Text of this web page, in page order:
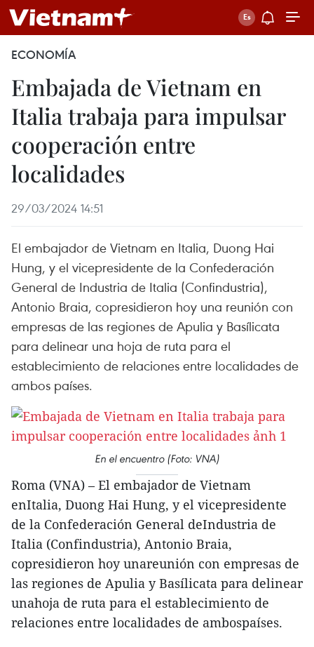
ECONOMÍA
Embajada de Vietnam en
Italia trabaja para impulsar
cooperación entre
localidades
29/03/2024 14:51
El embajador de Vietnam en Italia, Duong Hai
Hung, y el vicepresidente de la Confederación
General de Industria de Italia (Confindustria),
Antonio Braia, copresidieron hoy una reunión con
empresas de las regiones de Apulia y Basílicata
para delinear una hoja de ruta para el
establecimiento de relaciones entre localidades de
ambos países.
En el encuentro (Foto: VNA)
Roma (VNA) – El embajador de Vietnam
enItalia, Duong Hai Hung, y el vicepresidente
de la Confederación General deIndustria de
Italia (Confindustria), Antonio Braia,
copresidieron hoy unareunión con empresas de
las regiones de Apulia y Basílicata para delinear
unahoja de ruta para el establecimiento de
relaciones entre localidades de ambospaíses.